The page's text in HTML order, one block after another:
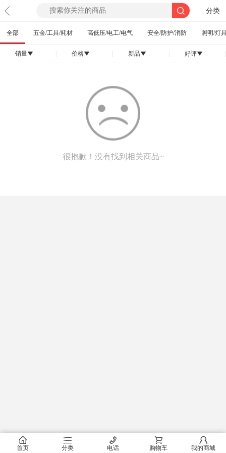
分类
全部 五金/工具/耗材 高低压/电工/电气 安全/防护/消防 照明/灯
销量󰄢 价格󰄢 新品󰄢 好评󰄢
很抱歉！没有找到相关商品~
󰂠
首页
󰂦
分类
󰄫
电话
󰂟
购物车
󰂢
我的商城